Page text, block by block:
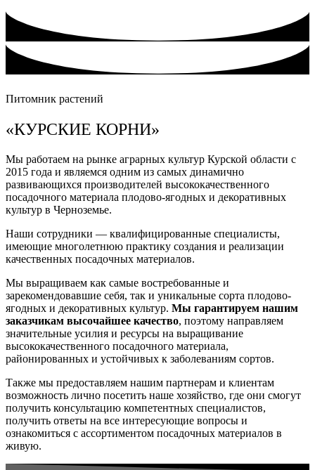
Питомник растений
«КУРСКИЕ КОРНИ»
Мы работаем на рынке аграрных культур Курской области с
2015 года и являемся одним из самых динамично
развивающихся производителей высококачественного
посадочного материала плодово-ягодных и декоративных
культур в Черноземье.
Наши сотрудники — квалифицированные специалисты,
имеющие многолетнюю практику создания и реализации
качественных посадочных материалов.
Мы выращиваем как самые востребованные и
зарекомендовавшие себя, так и уникальные сорта плодово-
ягодных и декоративных культур. Мы гарантируем нашим
заказчикам высочайшее качество, поэтому направляем
значительные усилия и ресурсы на выращивание
высококачественного посадочного материала,
районированных и устойчивых к заболеваниям сортов.
Также мы предоставляем нашим партнерам и клиентам
возможность лично посетить наше хозяйство, где они смогут
получить консультацию компетентных специалистов,
получить ответы на все интересующие вопросы и
ознакомиться с ассортиментом посадочных материалов в
живую.